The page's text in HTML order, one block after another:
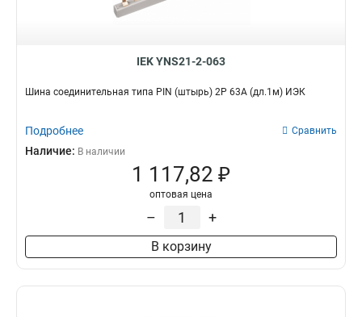
IEK YNS21-2-063
Шина соединительная типа PIN (штырь) 2Р 63А (дл.1м) ИЭК
Подробнее Сравнить
Наличие: В наличии
1 117,82 ₽
оптовая цена
– +
В корзину